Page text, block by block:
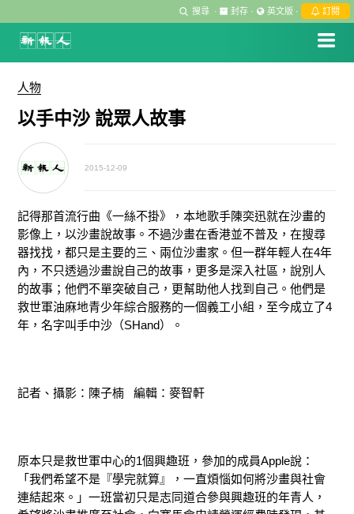
搜尋 · 封存 · 英文版 · 訂閱
人物
以手中沙 說眾人故事
2015-12-09
記得那首流行曲《一絲不掛》，本地歌手陳奕迅就在沙畫的
影像上，以沙畫說故事。不過沙畫在香港並不普及，在搜尋
器找找，都只是主要的三、兩位沙畫家。但一群年輕人在4年
內，不只透過沙畫說自己的故事，更多是深入社區，說別人
的故事；他們不單突破自己，更幫助他人找到自己。他們是
救世軍油麻地青少年綜合服務的一個義工小組，至今成立了4
年，名字叫手中沙（SHand）。
記者、攝影：陳子楠 編輯：麥智軒
原本只是救世軍中心的1個興趣班，參加的成員Apple說：
「我們希望不是『學完就算』，一直煩惱如何將沙畫與社會
連結起來。」一班當初只是志同道合參與興趣班的年青人，